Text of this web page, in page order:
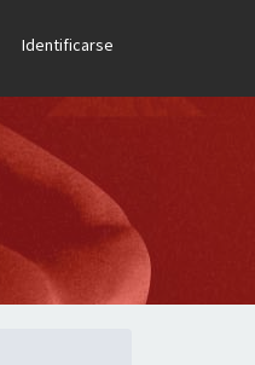
Identificarse